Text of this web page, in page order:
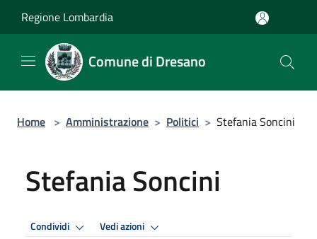
Regione Lombardia
Comune di Dresano
Home > Amministrazione > Politici > Stefania Soncini
Stefania Soncini
Condividi Vedi azioni